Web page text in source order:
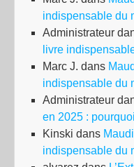
indispensable du
Administrateur
livre
Marc J. dans
indispensable du
Administrateur
en 2025 :
Kinski dans
indispensable du